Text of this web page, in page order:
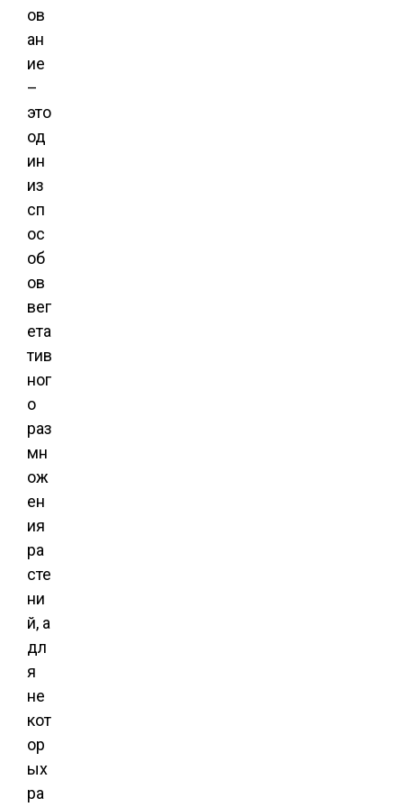
ов
ан
ие
–
это
од
ин
из
сп
ос
об
ов
вег
ета
тив
ног
о
раз
мн
ож
ен
ия
ра
сте
ни
й, а
дл
я
не
кот
ор
ых
ра